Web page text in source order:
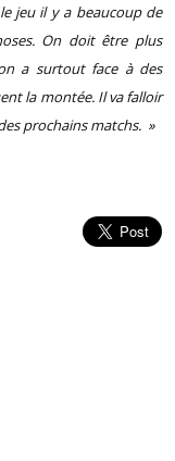
jeu il y a beaucoup de
On doit être plus
a surtout face à des
la montée. Il va falloir
prochains matchs. »